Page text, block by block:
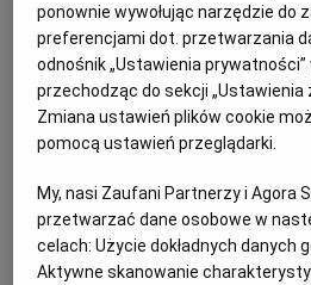
Joanna Pszon: Rada wojewódzka
Opolszczyzny o zawarcie Paktu dla
negocjacyjne ds. służby zdrowia i
z Mniejszością Niemiecką czy
Znany i lubiany
Korzeniowski: Z urny wyborczej. A
wrzucili. Tylko dlaczego akurat na
Śpię spokojnie
ponownie wywołując narzędzie do
preferencjami dot. przetwarzania
odnośnik „Ustawienia
przechodząc do sekcji „Ustawienia
Zmiana ustawień plików cookie
pomocą ustawień przeglądarki.
My, nasi Zaufani Partnerzy i Agora
przetwarzać dane osobowe w
celach:Użycie dokładnych danych
Aktywne skanowanie